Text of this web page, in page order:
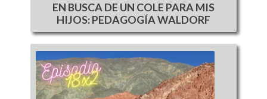
EN BUSCA DE UN COLE PARA MIS
HIJOS: PEDAGOGÍA WALDORF